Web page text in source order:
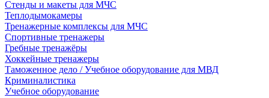
Стенды и макеты для МЧС
Теплодымокамеры
Тренажерные комплексы для МЧС
Спортивные тренажеры
Гребные тренажёры
Хоккейные тренажеры
Таможенное дело / Учебное оборудование для МВД
Криминалистика
Учебное оборудование